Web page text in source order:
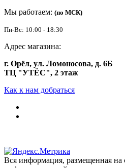
Мы работаем: (по МСК)
Пн-Вс: 10:00 - 18:30
Адрес магазина:
г. Орёл, ул. Ломоносова, д. 6Б
ТЦ "УТЁС", 2 этаж
Как к нам добраться
Вся информация, размещенная на